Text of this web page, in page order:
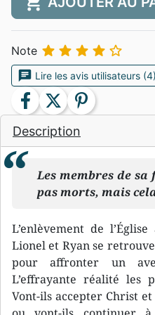
Description
Les membres de
pas morts, mais
L’enlèvement de
Lionel et Ryan se
pour affronter un
L’effrayante réalité les
Vont-ils accepter Christ
Note     
chat Lire les avis utilisateurs (4)
facebook twitter pinterest